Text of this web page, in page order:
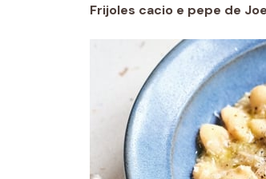
Frijoles cacio e pepe de